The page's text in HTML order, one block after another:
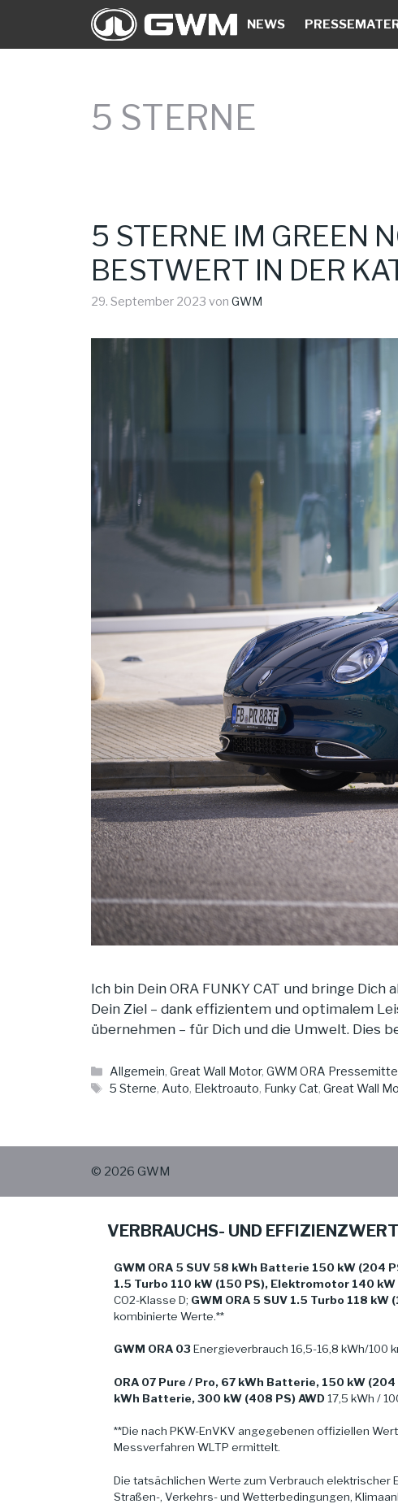
springen
NEWS
5 STERNE
5 STERNE IM GREEN
BESTWERT IN DER
29. September 2023 von GWM
Ich bin Dein ORA FUNKY CAT und bringe
Dein Ziel – dank effizientem und optimalem
übernehmen – für Dich und die Umwelt. Dies
Kategorien
Allgemein,Great Wall Motor,GWM ORA
Schlagwörter
5 Sterne,Auto, Elektroauto, Funky Cat,Great Wall
© 2026 GWM
VERBRAUCHS- UND
GWM ORA 5 SUV 58 kWh Batterie 150 kW (204
1.5 Turbo 110 kW (150 PS), Elektromotor 140
CO2-Klasse D; GWM ORA 5 SUV 1.5 Turbo 118 kW
kombinierte Werte.**
GWM ORA 03 Energieverbrauch 16,5-16,8 kWh/100
ORA 07 Pure / Pro, 67 kWh Batterie, 150 kW (204
kWh Batterie, 300 kW (408 PS) AWD 17,5 kWh /
**Die nach PKW-EnVKV angegebenen offiziellen
Messverfahren WLTP ermittelt.
Die tatsächlichen Werte zum Verbrauch elektrischer
Straßen-, Verkehrs- und Wetterbedingungen,